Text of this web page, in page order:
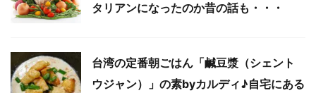
タリアンになったのか昔の話も・・・
台湾の定番朝ごはん「鹹豆漿（シェント
ウジャン）」の素byカルディ♪自宅にある